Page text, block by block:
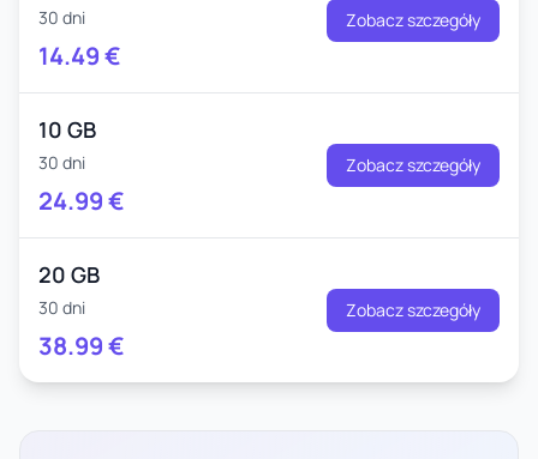
30 dni
14.49€
Zobacz szczegóły
10 GB
30 dni
24.99€
Zobacz szczegóły
20 GB
30 dni
38.99€
Zobacz szczegóły